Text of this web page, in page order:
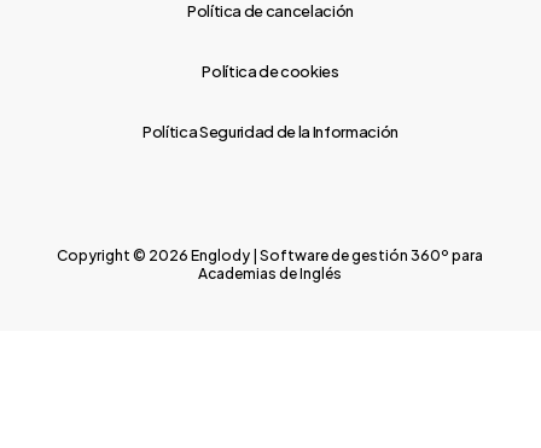
Copyright © 2026 Englody | Software de gestión 360º para
Academias de Inglés
Política de cancelación
Política de cookies
Política Seguridad de la Información